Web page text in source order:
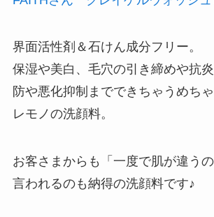
界面活性剤＆石けん成分フリー。
保湿や美白、毛穴の引き締めや抗
防や悪化抑制までできちゃうめち
レモノの洗顔料。
お客さまからも「一度で肌が違う
言われるのも納得の洗顔料です♪